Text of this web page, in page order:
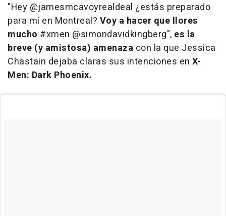
"Hey @jamesmcavoyrealdeal ¿estás preparado
para mí en Montreal? Voy a hacer que llores
mucho #xmen @simondavidkingberg", es la
breve (y amistosa) amenaza con la que Jessica
Chastain dejaba claras sus intenciones en X-
Men: Dark Phoenix.